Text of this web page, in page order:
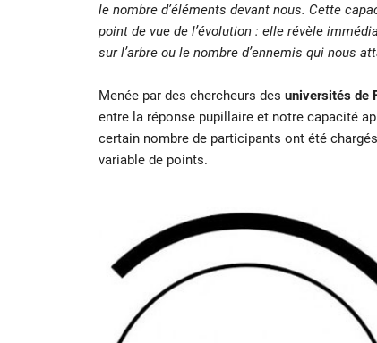
le nombre d’éléments devant nous. Cette
point de vue de l’évolution : elle révèle
sur l’arbre ou le nombre d’ennemis qui nous
Menée par des chercheurs des universités de
entre la réponse pupillaire et notre capacité
certain nombre de participants ont été
variable de points.